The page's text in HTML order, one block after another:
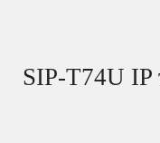
SIP-T74U IP